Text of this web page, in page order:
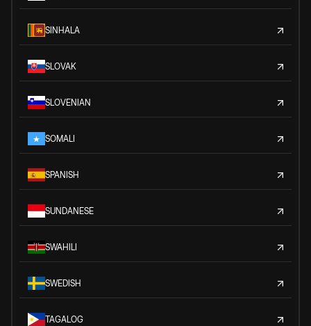
SINHALA
SLOVAK
SLOVENIAN
SOMALI
SPANISH
SUNDANESE
SWAHILI
SWEDISH
TAGALOG